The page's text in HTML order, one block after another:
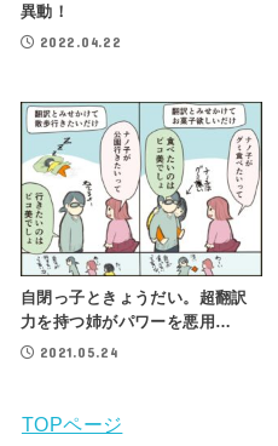
異動！
2022.04.22
自閉っ子ときょうだい。超翻訳
力を持つ姉がパワーを悪用…
2021.05.24
TOPページ